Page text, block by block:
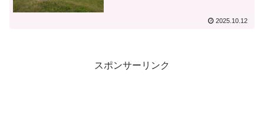
2025.10.12
スポンサーリンク